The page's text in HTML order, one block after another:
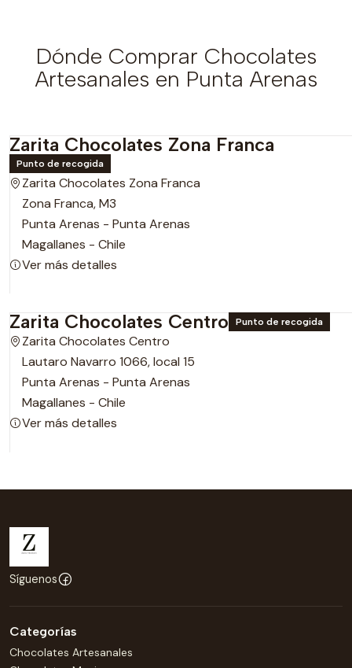
Dónde Comprar Chocolates
Artesanales en Punta Arenas
Zarita Chocolates Zona Franca
Punto de recogida
Zarita Chocolates Zona Franca
Zona Franca, M3
Punta Arenas - Punta Arenas
Magallanes - Chile
Ver más detalles
Zarita Chocolates Centro Punto de recogida
Zarita Chocolates Centro
Lautaro Navarro 1066, local 15
Punta Arenas - Punta Arenas
Magallanes - Chile
Ver más detalles
Síguenos
Categorías
Chocolates Artesanales